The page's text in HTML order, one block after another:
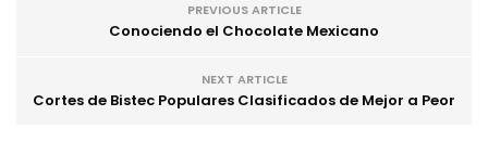
PREVIOUS ARTICLE
Conociendo el Chocolate Mexicano
NEXT ARTICLE
Cortes de Bistec Populares Clasificados de Mejor a Peor